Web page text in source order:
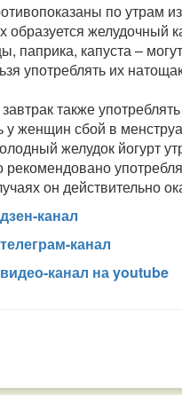
по утрам
образуется желудочный
паприка, капуста –
употреблять их
также
у женщин сбой в
желудок йогурт
рекомендовано
он действительно
канал
канал
канал на youtube